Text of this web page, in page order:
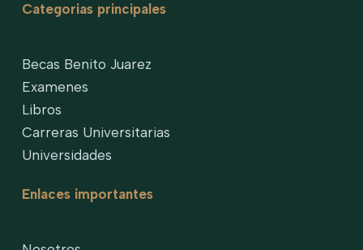
Categorias principales
Becas Benito Juarez
Examenes
Libros
Carreras Universitarias
Universidades
Enlaces importantes